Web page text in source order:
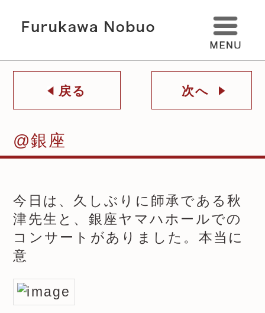
戻る 次へ
@銀座
今日は、久しぶりに師承である秋
津先生と、銀座ヤマハホールでの
コンサートがありました。本当に
意